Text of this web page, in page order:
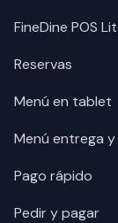
FineDine POS
Reservas
Menú en tablet
Menú entrega
Pago rápido
Pedir y pagar